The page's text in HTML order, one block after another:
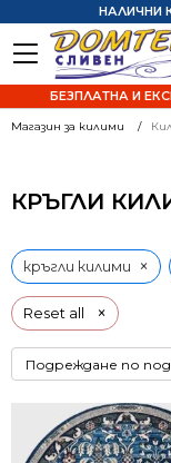
НАЛИЧНИ
БЕЗПЛАТНА И
Магазин за килими
КРЪГЛИ
Reset all ×
кръгли килими ×